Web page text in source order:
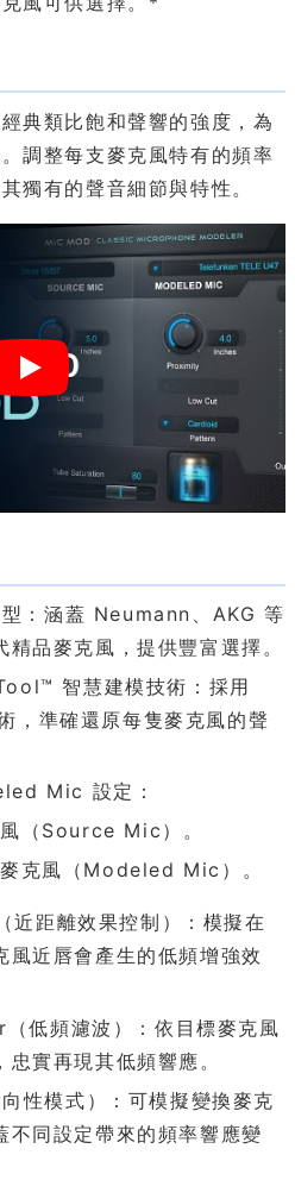
典類比飽和聲響的強度，為
調整每支麥克風特有的頻率
獨有的聲音細節與特性。
：涵蓋 Neumann、AKG 等
品麥克風，提供豐富選擇。
智慧建模技術：採用
，準確還原每隻麥克風的聲
Mic 設定：
（Source Mic）。
克風（Modeled Mic）。
距離效果控制）：模擬在
風近唇會產生的低頻增強效
低頻濾波）：依目標麥克風
實再現其低頻響應。
性模式）：可模擬變換麥克
不同設定帶來的頻率響應變